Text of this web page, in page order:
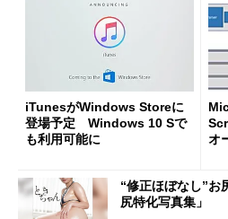
iTunesがWindows Storeに
登場予定 Windows 10 Sで
も利用可能に
オ
“修正ほぼなし”お
尻特化写真集」